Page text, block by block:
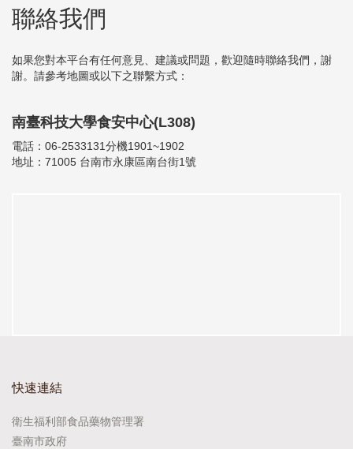
聯絡我們
如果您對本平台有任何意見、建議或問題，歡迎隨時聯絡我們，謝
謝。請參考地圖或以下之聯繫方式：
南臺科技大學食安中心(L308)
電話：06-2533131分機1901~1902
地址：71005 台南市永康區南台街1號
快速連結
衛生福利部食品藥物管理署
臺南市政府